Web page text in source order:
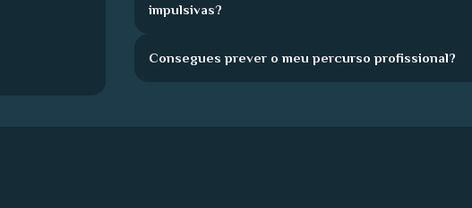
impulsivas?
Consegues prever o meu percurso profissional?